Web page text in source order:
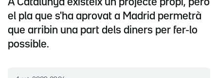
A Catalunya existeix un projecte propi, però
el pla que s'ha aprovat a Madrid permetrà
que arribin una part dels diners per fer-lo
possible.